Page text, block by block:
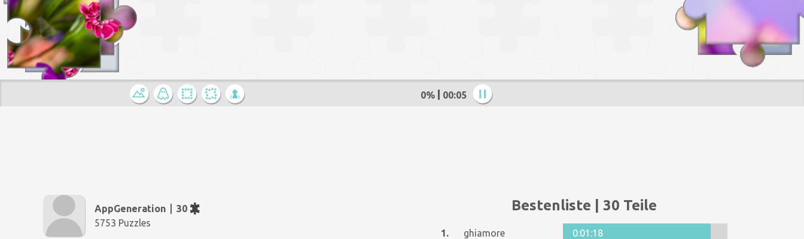
0% 00:06
AppGeneration
30
5753 Puzzles
Bestenliste | 30 Teile
1. ghiamore
0:01:18